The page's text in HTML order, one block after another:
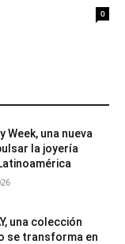
0
Week, una nueva
la joyería
una colección
se transforma en